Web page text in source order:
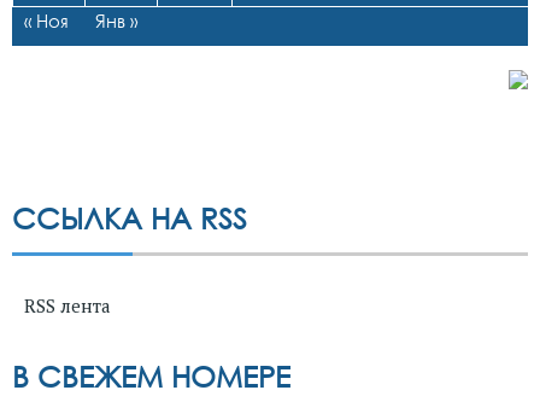
« Ноя Янв »
ССЫЛКА НА RSS
RSS лента
В СВЕЖЕМ НОМЕРЕ